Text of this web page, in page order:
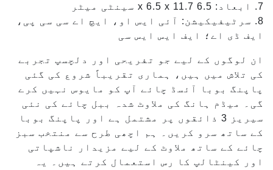
7. ابعاد: 6.5 x 6.5 x 11.7 سینٹی میٹر
8. سرٹیفیکیشن: آئی ایس او، ایچ اے سی سی پی،
ایف ڈی اے؛ ایف ایس ایس سی
ان لوگوں کے لیے جو تفریحی اور دلچسپ تجربے
کی تلاش میں ہیں، ہماری تقریباً شروع کی گئی
پاپنگ بوبا آئسڈ چائے آپ کو مایوس نہیں کرے
گی۔ میڈم ہانگ کی ملاوٹ شدہ ببل چائے کی نئی
سیریز 3 ذائقوں پر مشتمل ہے اور پاپنگ بوبا
کے ساتھ سرو کریں۔ ہم اچھی طرح سے منتخب سبز
چائے کے ساتھ ملاوٹ کے لیے مزیدار ناشپاتی
اور کینٹالپ کا رس استعمال کرتے ہیں۔ یہ